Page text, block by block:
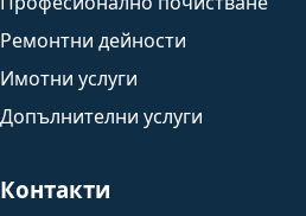
Ремонтни дейности
Имотни услуги
Допълнителни услуги
Контакти